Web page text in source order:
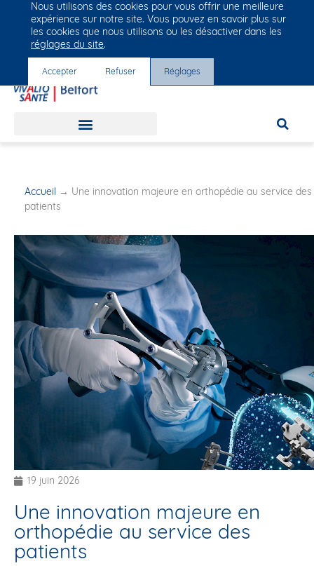
Groupe Vivalto Santé
Entre nous, la vie
Accueil → Une innovation majeure en orthopédie au service des
patients
19 juin 2026
Une innovation majeure en
orthopédie au service des
patients
Nous utilisons des cookies pour vous offrir une meilleure
expérience sur notre site. Vous pouvez en savoir plus sur
les cookies que nous utilisons ou les désactiver dans les
réglages du site.
Accepter Refuser Réglages